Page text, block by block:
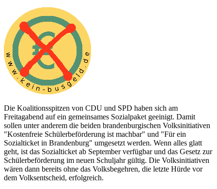
Die Koalitionsspitzen von CDU und SPD haben sich am
Freitagabend auf ein gemeinsames Sozialpaket geeinigt. Damit
sollen unter anderem die beiden brandenburgischen Volksinitiativen
"Kostenfreie Schülerbeförderung ist machbar" und "Für ein
Sozialticket in Brandenburg" umgesetzt werden. Wenn alles glatt
geht, ist das Sozialticket ab September verfügbar und das Gesetz zur
Schülerbeförderung im neuen Schuljahr gültig. Die Volksinitiativen
wären dann bereits ohne das Volksbegehren, die letzte Hürde vor
dem Volksentscheid, erfolgreich.